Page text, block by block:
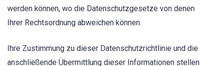
werden können, wo die Datenschutzgesetze von denen
Ihrer Rechtsordnung abweichen können.
Ihre Zustimmung zu dieser Datenschutzrichtlinie und die
anschließende Übermittlung dieser Informationen stellen